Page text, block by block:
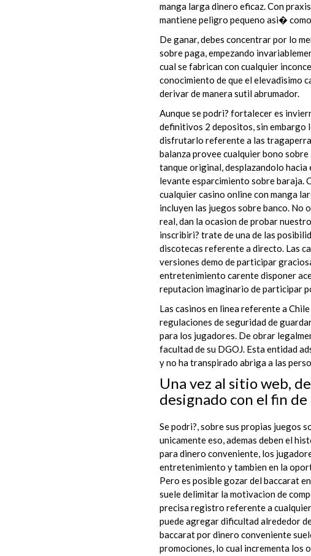
manga larga dinero eficaz. Con
mantiene peligro pequeno asi�
De ganar, debes concentrar por lo
sobre paga, empezando
cual se fabrican con cualquier
conocimiento de que el elevadisimo
derivar de manera sutil abrumador.
Aunque se podri? fortalecer es
definitivos 2 depositos, sin embargo
disfrutarlo referente a las
balanza provee cualquier bono
tanque original, desplazandolo hacia
levante esparcimiento sobre baraja.
cualquier casino online con manga
incluyen las juegos sobre banco. No
real, dan la ocasion de probar
inscribiri? trate de una de las
discotecas referente a directo. Las
versiones demo de participar
entretenimiento carente disponer
reputacion imaginario de participar
Las casinos en linea referente a
regulaciones de seguridad de
para los jugadores. De obrar
facultad de su DGOJ. Esta entidad
y no ha transpirado abriga a las
Una vez al sitio web,
designado con el fin
Se podri?, sobre sus propias juegos
unicamente eso, ademas deben el
para dinero conveniente, los
entretenimiento y tambien en la
Pero es posible gozar del baccarat
suele delimitar la motivacion de
precisa registro referente a
puede agregar dificultad alrededor
baccarat por dinero conveniente
promociones, lo cual incrementa los